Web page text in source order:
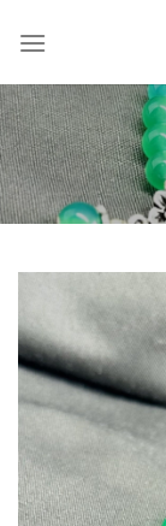
qua
dung